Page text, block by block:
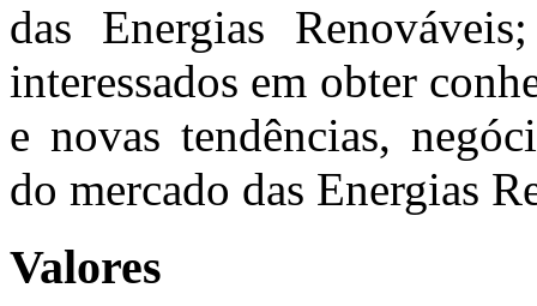
das Energias
interessados em obter
e novas tendências,
do mercado das Energias
Valores